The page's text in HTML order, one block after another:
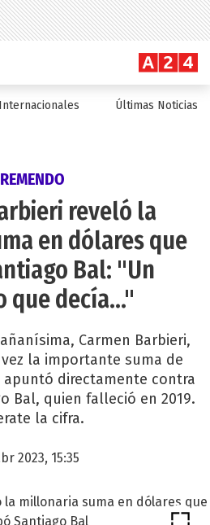
Internacionales Últimas Noticias
reveló la
en dólares que
Bal: "Un
que decía..."
Carmen Barbieri,
la importante suma de
directamente contra
Bal, quien falleció en 2019.
la cifra.
2023, 15:35